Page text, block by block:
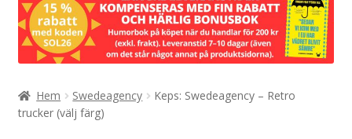
Tröjor
Tygväskor och huvudsaker
I köket med …
Hem Swedeagency
Keps: Swedeagency – Retro
trucker (välj färg)